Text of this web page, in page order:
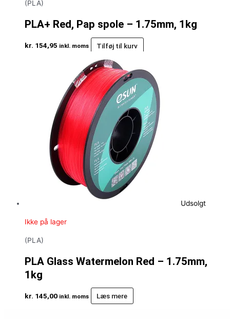
(PLA)
PLA+ Red, Pap spole – 1.75mm, 1kg
kr. 154,95 inkl. moms Tilføj til kurv
Udsolgt
Ikke på lager
(PLA)
PLA Glass Watermelon Red – 1.75mm,
1kg
kr. 145,00 inkl. moms Læs mere